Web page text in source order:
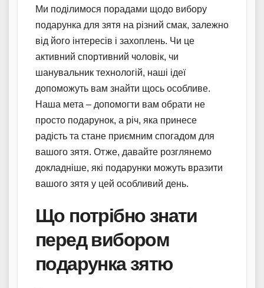
Ми поділимося порадами щодо вибору
подарунка для зятя на різний смак, залежно
від його інтересів і захоплень. Чи це
активний спортивний чоловік, чи
шанувальник технологій, наші ідеї
допоможуть вам знайти щось особливе.
Наша мета – допомогти вам обрати не
просто подарунок, а річ, яка принесе
радість та стане приємним спогадом для
вашого зятя. Отже, давайте розглянемо
докладніше, які подарунки можуть вразити
вашого зятя у цей особливий день.
Що потрібно знати
перед вибором
подарунка зятю